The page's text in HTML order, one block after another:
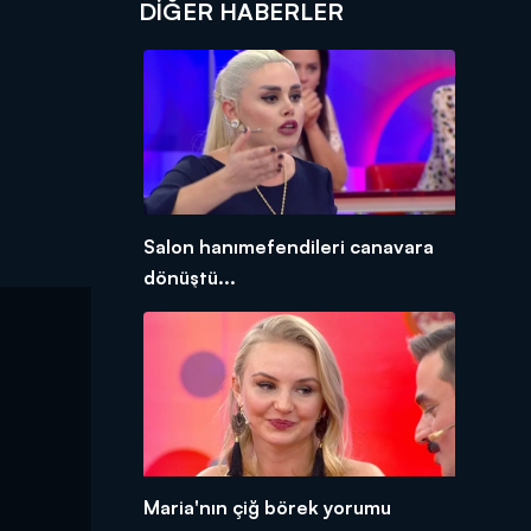
DIĞER HABERLER
Salon hanımefendileri canavara
dönüştü...
Maria'nın çiğ börek yorumu